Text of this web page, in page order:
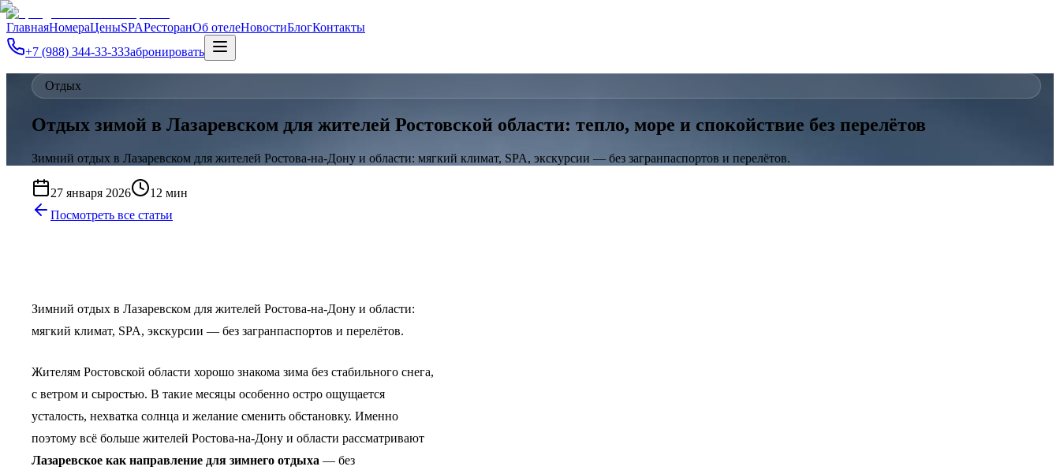
ГлавнаяНомераЦеныSPAРесторанОб отелеНовостиБлогКонтакты
+7 (988) 344-33-33Забронировать
Отдых
Отдых зимой в Лазаревском для жителей Ростовской области: тепло, море и спокойствие без перелётов
Зимний отдых в Лазаревском для жителей Ростова-на-Дону и области: мягкий климат, SPA, экскурсии — без загранпаспортов и перелётов.
27 января 2026
12 мин
Посмотреть все статьи
Зимний отдых в Лазаревском для жителей Ростова-на-Дону и области:
мягкий климат, SPA, экскурсии — без загранпаспортов и перелётов.
Жителям Ростовской области хорошо знакома зима без стабильного снега,
с ветром и сыростью. В такие месяцы особенно остро ощущается
усталость, нехватка солнца и желание сменить обстановку. Именно
поэтому всё больше жителей Ростова-на-Дону и области рассматривают
Лазаревское как направление для зимнего отдыха — без